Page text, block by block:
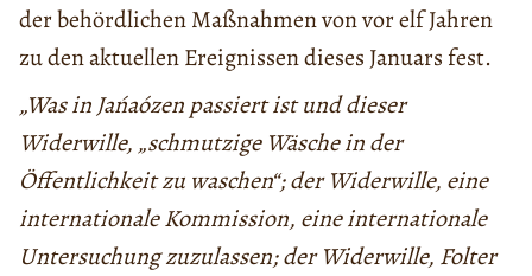
der behördlichen Maßnahmen von vor elf Jahren
zu den aktuellen Ereignissen dieses Januars fest.
„Was in Jańaózen passiert ist und dieser
Widerwille, „schmutzige Wäsche in der
Öffentlichkeit zu waschen“; der Widerwille, eine
internationale Kommission, eine internationale
Untersuchung zuzulassen; der Widerwille, Folter